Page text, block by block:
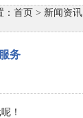
首页 > 新闻资讯
务
！